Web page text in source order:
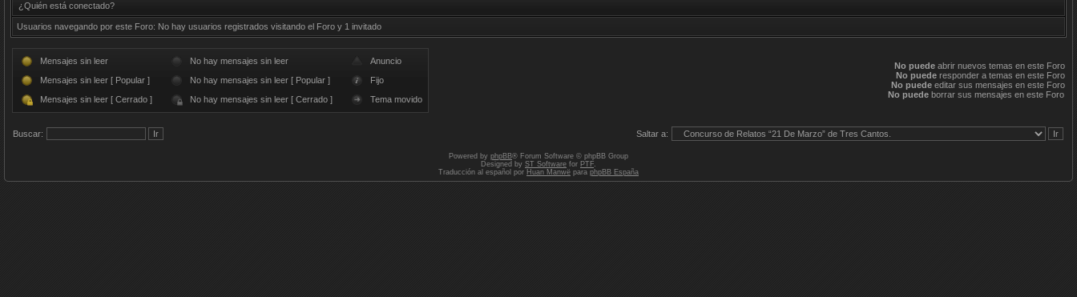
¿Quién está conectado?
Usuarios navegando por este Foro: No hay usuarios registrados visitando el Foro y 1 invitado
Mensajes sin leer No hay mensajes sin leer
Anuncio
Mensajes sin leer [ Popular ]
No hay mensajes sin leer [ Popular ]
Fijo
Mensajes sin leer [ Cerrado ]
No hay mensajes sin leer [ Cerrado ] Tema movido
No puede abrir nuevos temas en este Foro
No puede responder a temas en este Foro
No puede editar sus mensajes en este Foro
No puede borrar sus mensajes en este Foro
Buscar: Saltar a:
Powered by phpBB® Forum Software © phpBB Group
Designed by ST Software for PTF.
Traducción al español por Huan Manwë para phpBB España